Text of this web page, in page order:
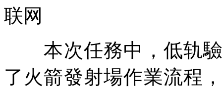
联网
本次任務中，低轨驗
了火箭發射場作業流程